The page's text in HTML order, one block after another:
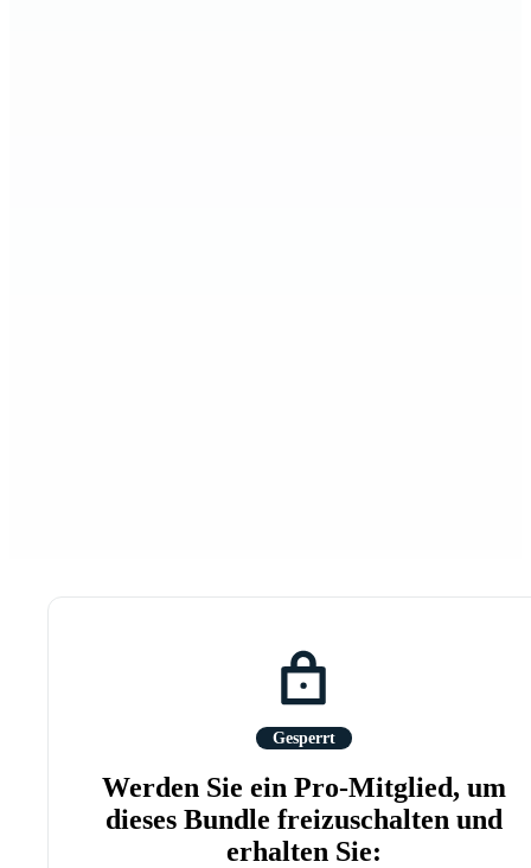
Gesperrt
Werden Sie ein Pro-Mitglied, um
dieses Bundle freizuschalten und
erhalten Sie: